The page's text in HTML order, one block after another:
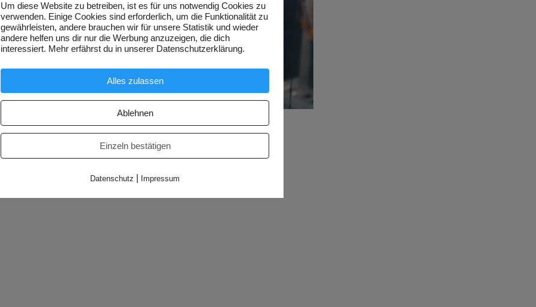
Um diese Website zu betreiben, ist es für uns notwendig Cookies zu
verwenden. Einige Cookies sind erforderlich, um die Funktionalität zu
gewährleisten, andere brauchen wir für unsere Statistik und wieder
andere helfen uns dir nur die Werbung anzuzeigen, die dich
interessiert. Mehr erfährst du in unserer Datenschutzerklärung.
Alles zulassen
Ablehnen
Einzeln bestätigen
Datenschutz Impressum